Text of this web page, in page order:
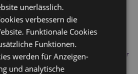
den Homexpo Showroom von Puckator
Sie Ihren Termin noch heute!
unerlässlich.
verbessern die
Funktionale Cookies
Funktionen.
werden für Anzeigen-
und analytische